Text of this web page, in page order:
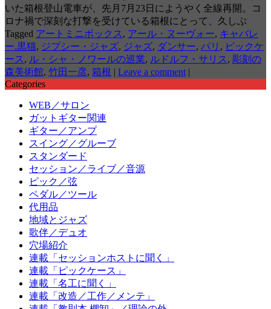
いた箱根登山電車が、先月7月23日にようやく全線再開。コ
ロナ禍で深刻な打撃を受けている箱根にとって、久しぶ
Tagged アートミニボックス , アール・ヌーヴォー, キャバレ
ー.黒猫, ジプシー・ジャズ, ジャズ, ダンサー, パリ , ピックケ
ース , ル・シャ・ノワールの巡業, ルドルフ・サリス , 彫刻の
森美術館, 竹田一彦, 箱根 | Leave a comment |
Categories
WEB／サロン
ガットギター関連
ギター／アンプ
スイング／グルーブ
スタンダード
セッション／ライブ／音源
ピック／弦
ペダル／ツール
代用品
地域とジャズ
歌伴／デュオ
穴場紹介
連載「セッションホストに聞く」
連載「ピックケース」
連載「名工に聞く」
連載「改造／工作／メンテ」